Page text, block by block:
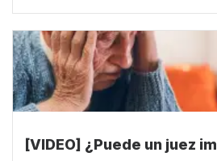
[VIDEO] ¿Puede un juez
de su voluntad? El TSJ de